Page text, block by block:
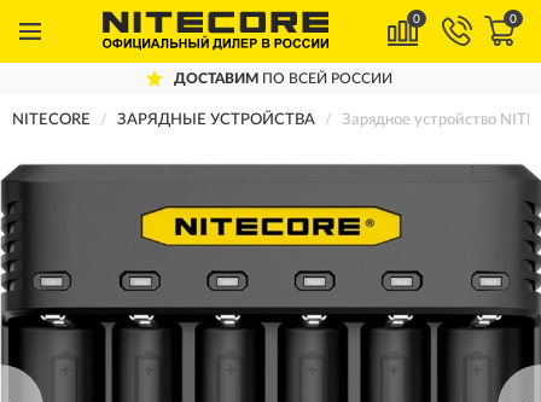
0 0
ДОСТАВИМ ПО ВСЕЙ РОССИИ
NITECORE ЗАРЯДНЫЕ УСТРОЙСТВА Зарядное устройство